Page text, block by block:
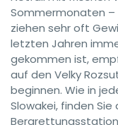
Sommermonaten
ziehen sehr oft
letzten Jahren
gekommen ist,
auf den Velky
beginnen. Wie in
Slowakei, finden